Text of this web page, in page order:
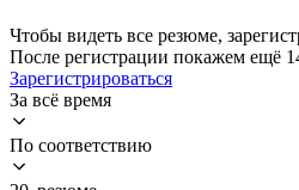
Чтобы видеть все резюме,
После регистрации покажем ещё
Зарегистрироваться
За всё время
По соответствию